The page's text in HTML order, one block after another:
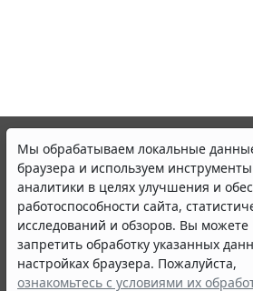
Мы обрабатываем локальные
браузера и используем инструменты
аналитики в целях улучшения и
работоспособности сайта,
исследований и обзоров. Вы можете
запретить обработку указанных
настройках браузера. Пожалуйста,
ознакомьтесь с условиями их
© ООО "НПП "ГАРАНТ-СЕРВИС", 2026.
участниками Российской
Все права на материалы сайта
Полное или частичное
Правила использования портала.
Портал ГАРАНТ.РУ зарегистрирован
надзору в сфере